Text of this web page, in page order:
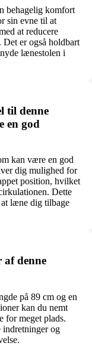
behagelig komfort
sin evne til at
at reducere
er også holdbart
lænestolen i
til denne
en god
kan være en god
dig mulighed for
position, hvilket
Dette
læne dig tilbage
af denne
på 89 cm og en
kan du nemt
for meget plads.
indretninger og